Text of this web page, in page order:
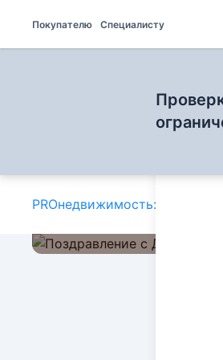
Покупателю Специалисту
PROнедвижимость: блог для
С